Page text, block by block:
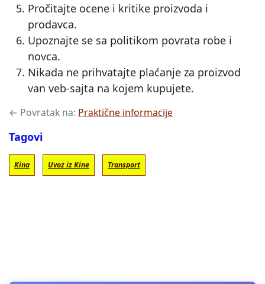
Pročitajte ocene i kritike proizvoda i
prodavca.
Upoznajte se sa politikom povrata robe i
novca.
Nikada ne prihvatajte plaćanje za proizvod
van veb-sajta na kojem kupujete.
← Povratak na: Praktične informacije
Tagovi
Kina Uvoz iz Kine Transport